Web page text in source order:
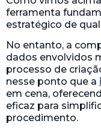
ferramenta
estratégico de
No entanto, a
dados envolvidos
processo de
nesse ponto que a
em cena,
eficaz para
procedimento.